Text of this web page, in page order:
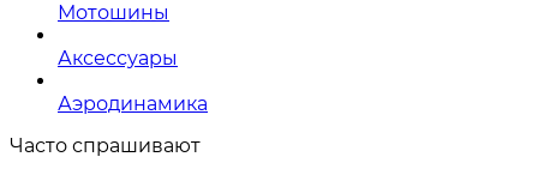
Мотошины
Аксессуары
Аэродинамика
Часто спрашивают